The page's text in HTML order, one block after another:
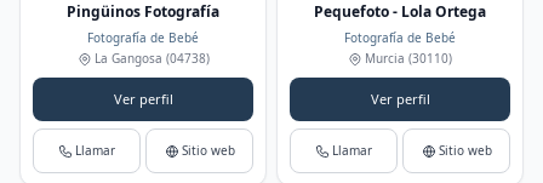
Pingüinos Fotografía
Fotografía de Bebé
La Gangosa (04738)
Ver perfil
Llamar Sitio web
Pequefoto - Lola Ortega
Fotografía de Bebé
Murcia (30110)
Ver perfil
Llamar Sitio web